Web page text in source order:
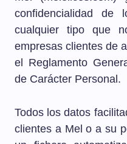
confidencialidad de
cualquier tipo que
empresas clientes de
el Reglamento
de Carácter Personal.
Todos los datos
clientes a Mel o a su